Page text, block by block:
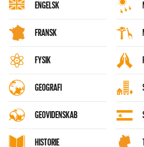
ENGELSK
FRANSK
FYSIK
GEOGRAFI
GEOVIDENSKAB
HISTORIE